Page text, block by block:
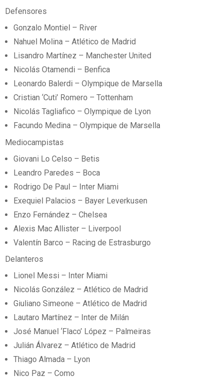
Defensores
Gonzalo Montiel – River
Nahuel Molina – Atlético de Madrid
Lisandro Martínez – Manchester United
Nicolás Otamendi – Benfica
Leonardo Balerdi – Olympique de Marsella
Cristian ‘Cuti’ Romero – Tottenham
Nicolás Tagliafico – Olympique de Lyon
Facundo Medina – Olympique de Marsella
Mediocampistas
Giovani Lo Celso – Betis
Leandro Paredes – Boca
Rodrigo De Paul – Inter Miami
Exequiel Palacios – Bayer Leverkusen
Enzo Fernández – Chelsea
Alexis Mac Allister – Liverpool
Valentín Barco – Racing de Estrasburgo
Delanteros
Lionel Messi – Inter Miami
Nicolás González – Atlético de Madrid
Giuliano Simeone – Atlético de Madrid
Lautaro Martínez – Inter de Milán
José Manuel ‘Flaco’ López – Palmeiras
Julián Álvarez – Atlético de Madrid
Thiago Almada – Lyon
Nico Paz – Como